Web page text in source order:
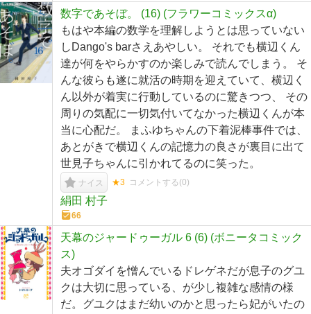
数字であそぼ。 (16) (フラワーコミックスα)
もはや本編の数学を理解しようとは思っていない
しDango's barさえあやしい。 それでも横辺くん
達が何をやらかすのか楽しみで読んでしまう。 そ
んな彼らも遂に就活の時期を迎えていて、横辺く
ん以外が着実に行動しているのに驚きつつ、 その
周りの気配に一切気付いてなかった横辺くんが本
当に心配だ。 まふゆちゃんの下着泥棒事件では、
あとがきで横辺くんの記憶力の良さが裏目に出て
世見子ちゃんに引かれてるのに笑った。
ナイス ★3 コメントする(0)
絹田 村子
66
天幕のジャードゥーガル 6 (6) (ボニータコミック
ス)
夫オゴダイを憎んでいるドレゲネだが息子のグユ
クは大切に思っている、が少し複雑な感情の様
だ。グユクはまだ幼いのかと思ったら妃がいたの